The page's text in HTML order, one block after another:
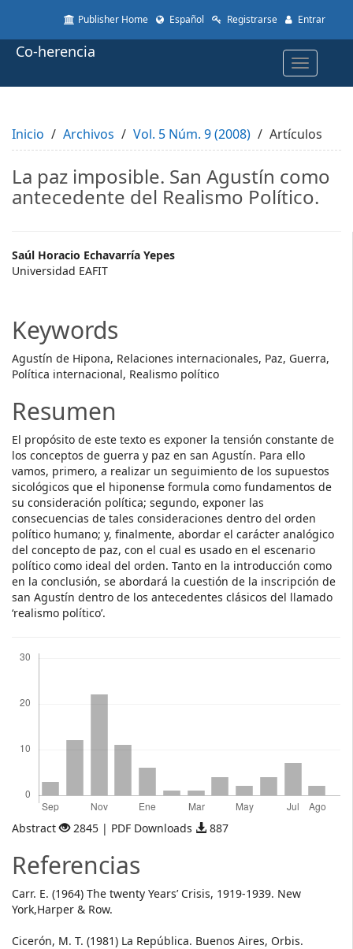
to
page
Main
Content
Sidebar
Publisher Home Español Registrarse Entrar
Toggle
Co-herencia
Inicio Archivos Vol. 5 Núm. 9 (2008) Artículos
La paz imposible. San Agustín como
antecedente del Realismo Político.
Main
Article
Saúl Horacio Echavarría Yepes
Universidad EAFIT
Keywords
Agustín de Hipona, Relaciones internacionales, Paz, Guerra,
Política internacional, Realismo político
Resumen
El propósito de este texto es exponer la tensión constante de
los conceptos de guerra y paz en san Agustín. Para ello
vamos, primero, a realizar un seguimiento de los supuestos
sicológicos que el hiponense formula como fundamentos de
su consideración política; segundo, exponer las
consecuencias de tales consideraciones dentro del orden
político humano; y, finalmente, abordar el carácter analógico
del concepto de paz, con el cual es usado en el escenario
político como ideal del orden. Tanto en la introducción como
en la conclusión, se abordará la cuestión de la inscripción de
san Agustín dentro de los antecedentes clásicos del llamado
‘realismo político’.
Abstract 2845 | PDF Downloads 887
Referencias
Carr. E. (1964) The twenty Years’ Crisis, 1919-1939. New
York,Harper & Row.
Cicerón, M. T. (1981) La República. Buenos Aires, Orbis.